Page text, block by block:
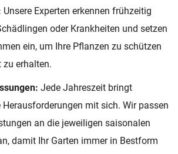
Unsere Experten erkennen frühzeitig
oder Krankheiten und setzen
ein, um Ihre Pflanzen zu schützen
erhalten.
Jede Jahreszeit bringt
mit sich. Wir passen
an die jeweiligen saisonalen
damit Ihr Garten immer in Bestform